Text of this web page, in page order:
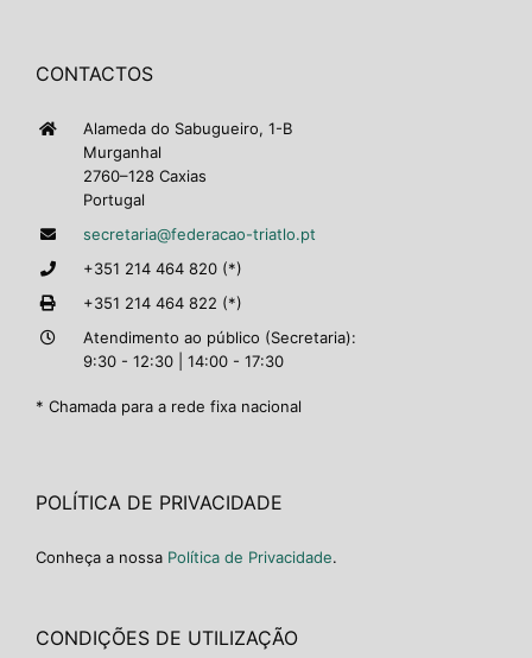
CONTACTOS
Alameda do Sabugueiro, 1-B
Murganhal
2760–128 Caxias
Portugal
secretaria@federacao-triatlo.pt
+351 214 464 820 (*)
+351 214 464 822 (*)
Atendimento ao público (Secretaria):
9:30 - 12:30 | 14:00 - 17:30
* Chamada para a rede fixa nacional
POLÍTICA DE PRIVACIDADE
Conheça a nossa Política de Privacidade.
CONDIÇÕES DE UTILIZAÇÃO